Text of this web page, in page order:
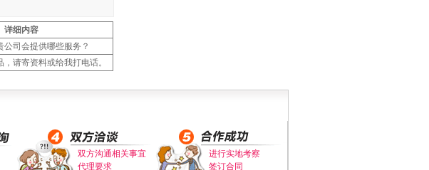
详细内容
公司会提供哪些服务？
请寄资料或给我打电话。
双方沟通相关事宜
代理要求
进行实地考察
签订合同